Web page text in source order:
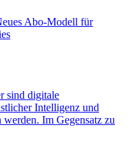
Abo-Modell für
sind digitale
Intelligenz und
Im Gegensatz zu